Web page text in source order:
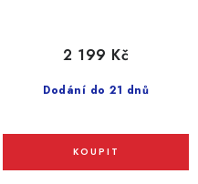
Dodání do 21 dnů
2 199 Kč